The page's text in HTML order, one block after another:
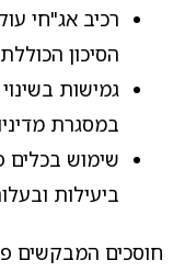
רכיב אג"חי
הסיכון
גמישות
במסגרת
שימוש בכלים
ביעילות
חוסכים המבקשים